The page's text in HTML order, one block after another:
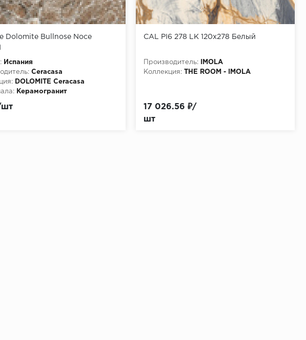
Dolomite Bullnose Noce
Испания
Ceracasa
DOLOMITE Ceracasa
Керамогранит
шт
CAL PI6 278 LK 120x278 Белый
Производитель:
IMOLA
Коллекция:
THE ROOM - IMOLA
17 026.56 ₽/
шт